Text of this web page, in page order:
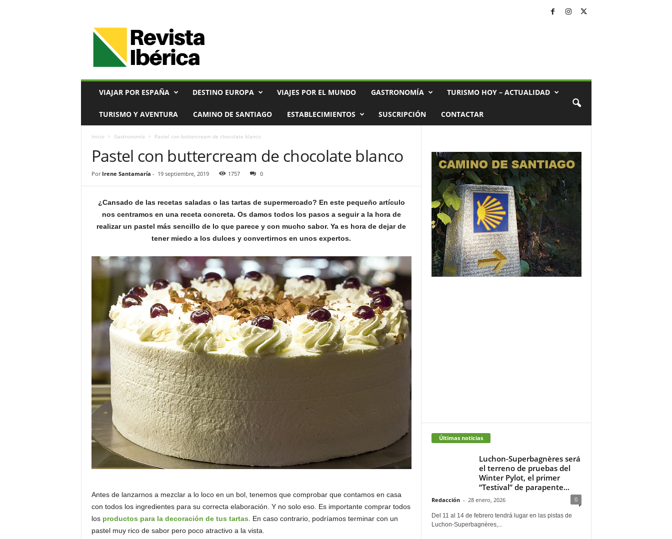
VIAJAR POR ESPAÑA DESTINO EUROPA VIAJES POR EL MUNDO GASTRONOMÍA TURISMO HOY – ACTUALIDAD
TURISMO Y AVENTURA CAMINO DE SANTIAGO ESTABLECIMIENTOS SUSCRIPCIÓN CONTACTAR
Inicio Gastronomía Pastel con buttercream de chocolate blanco
Pastel con buttercream de chocolate blanco
Por Irene Santamaría - 19 septiembre, 2019 1757 0
¿Cansado de las recetas saladas o las tartas de supermercado? En este pequeño artículo
nos centramos en una receta concreta. Os damos todos los pasos a seguir a la hora de
realizar un pastel más sencillo de lo que parece y con mucho sabor. Ya es hora de dejar de
tener miedo a los dulces y convertirnos en unos expertos.
Antes de lanzarnos a mezclar a lo loco en un bol, tenemos que comprobar que contamos en casa
con todos los ingredientes para su correcta elaboración. Y no solo eso. Es importante comprar todos
los productos para la decoración de tus tartas . En caso contrario, podríamos terminar con un
pastel muy rico de sabor pero poco atractivo a la vista.
Últimas noticias
Luchon-Superbagnères será
el terreno de pruebas del
Winter Pylot, el primer
“Testival” de parapente...
Redacción - 28 enero, 2026 0
Del 11 al 14 de febrero tendrá lugar en las pistas de
Luchon-Superbagnères,...